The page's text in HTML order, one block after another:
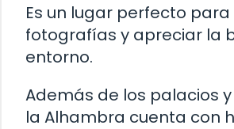
Es un lugar perfecto
fotografías y apreciar la
entorno.
Además de los palacios
la Alhambra cuenta con